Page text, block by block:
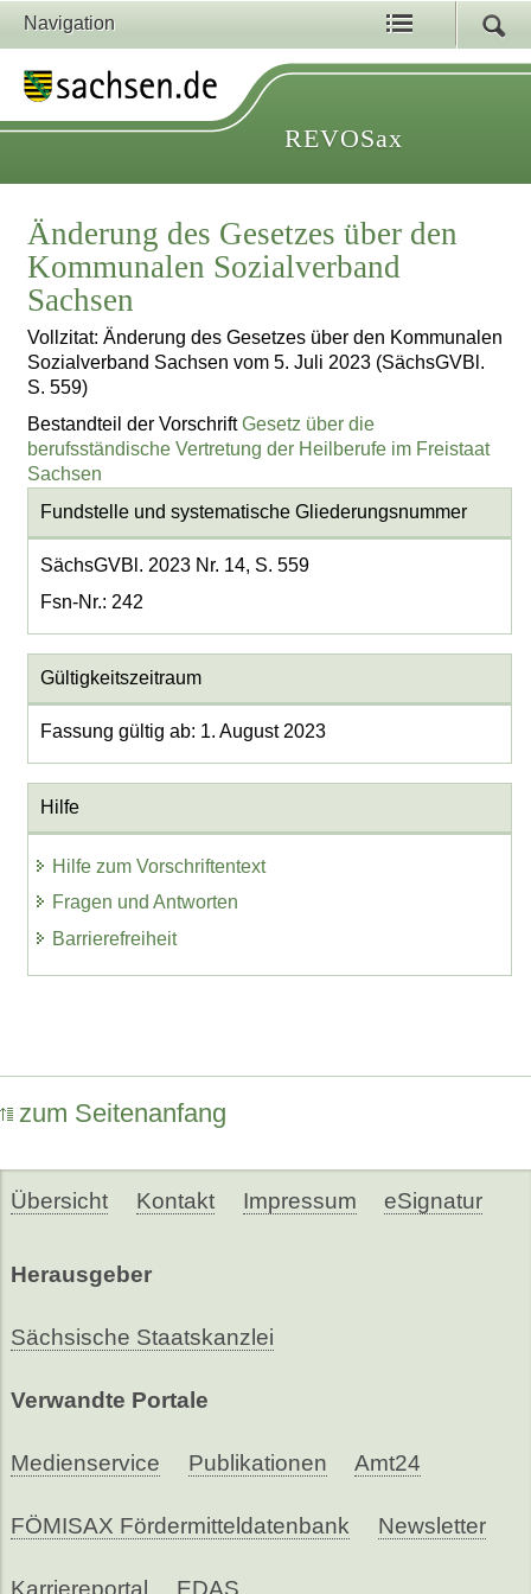
Navigation
REVOSax
Änderung des Gesetzes über den
Kommunalen Sozialverband
Sachsen
Vollzitat: Änderung des Gesetzes über den Kommunalen
Sozialverband Sachsen vom 5. Juli 2023 (SächsGVBl.
S. 559)
Bestandteil der VorschriftGesetz über die
berufsständische Vertretung der Heilberufe im Freistaat
Sachsen
Fundstelle und systematische Gliederungsnummer
SächsGVBl. 2023 Nr. 14, S. 559
Fsn-Nr.: 242
Gültigkeitszeitraum
Fassung gültig ab: 1. August 2023
Hilfe
Hilfe zum Vorschriftentext
Fragen und Antworten
Barrierefreiheit
zum Seitenanfang
Übersicht Kontakt Impressum eSignatur
Herausgeber
Sächsische Staatskanzlei
Verwandte Portale
Medienservice Publikationen Amt24
FÖMISAX Fördermitteldatenbank Newsletter
Karriereportal EDAS